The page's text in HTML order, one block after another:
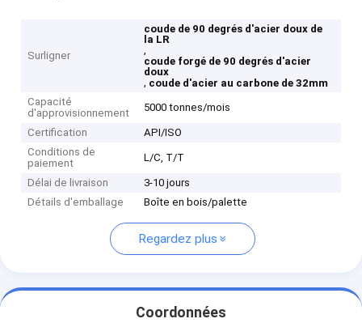
Surligner
coude de 90 degrés d'acier doux de
la LR
,
coude forgé de 90 degrés d'acier
doux
, coude d'acier au carbone de 32mm
Capacité
d'approvisionnement
5000 tonnes/mois
Certification
API/ISO
Conditions de
paiement
L/C, T/T
Délai de livraison
3-10 jours
Détails d'emballage
Boîte en bois/palette
Regardez plus
Coordonnées